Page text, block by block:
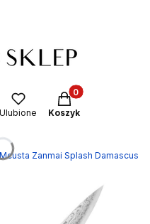
wyszukiwarkę
Ulubione
Produkty w
Koszyk
Mcusta Zanmai Splash Damascus